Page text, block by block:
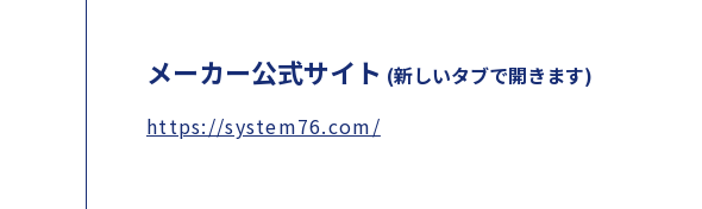
メーカー公式サイト (新しいタブで開きます)
https://system76.com/